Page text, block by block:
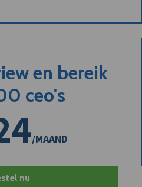
en bereik
ceo's
/MAAND
nu